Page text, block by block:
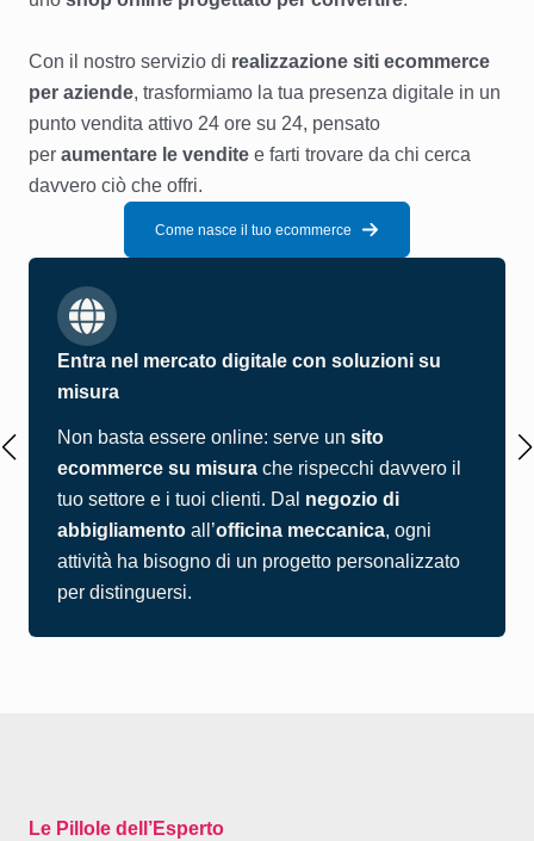
Con il nostro servizio di realizzazione siti ecommerce
per aziende, trasformiamo la tua presenza digitale in un
punto vendita attivo 24 ore su 24, pensato
per aumentare le vendite e farti trovare da chi cerca
davvero ciò che offri.
Come nasce il tuo ecommerce
Entra nel mercato digitale con soluzioni su
misura
Non basta essere online: serve un sito
ecommerce su misura che rispecchi davvero il
tuo settore e i tuoi clienti. Dal negozio di
abbigliamento all’officina meccanica, ogni
attività ha bisogno di un progetto personalizzato
per distinguersi.
Le Pillole dell’Esperto